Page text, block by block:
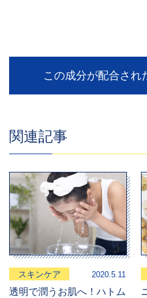
この成分が配合され
関連記事
スキンケア 2020.5.11
透明で潤うお肌へ！ハトム